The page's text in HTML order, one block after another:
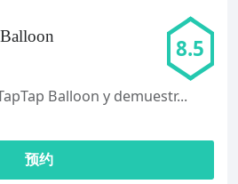
8.5
Balloon y demuestr...
预约